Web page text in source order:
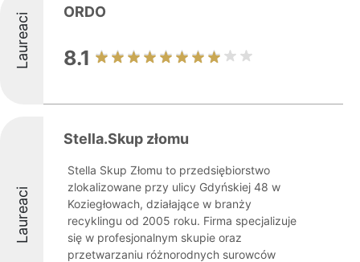
Laureaci ORDO
8.1
Laureaci
Stella.Skup złomu
Stella Skup Złomu to przedsiębiorstwo
zlokalizowane przy ulicy Gdyńskiej 48 w
Koziegłowach, działające w branży
recyklingu od 2005 roku. Firma specjalizuje
się w profesjonalnym skupie oraz
przetwarzaniu różnorodnych surowców